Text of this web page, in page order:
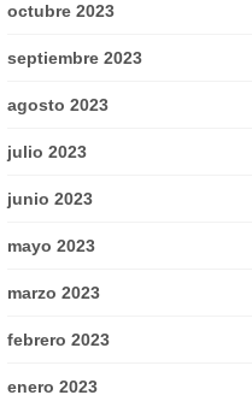
octubre 2023
septiembre 2023
agosto 2023
julio 2023
junio 2023
mayo 2023
marzo 2023
febrero 2023
enero 2023